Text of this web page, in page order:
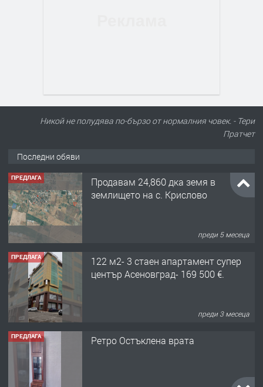
Никой не полудява по-бързо от нормалния човек. - Тери
Пратчет
Последни обяви
ПРЕДЛАГА
122 м2- 3 стаен апартамент супер
център Асеновград- 169 500 €.
преди 3 месеца
ПРЕДЛАГА Ретро Остъклена врата
преди 3 месеца
ПРЕДЛАГА
🌟HYUNDAI i10 - 2024 | Само 55 лв./